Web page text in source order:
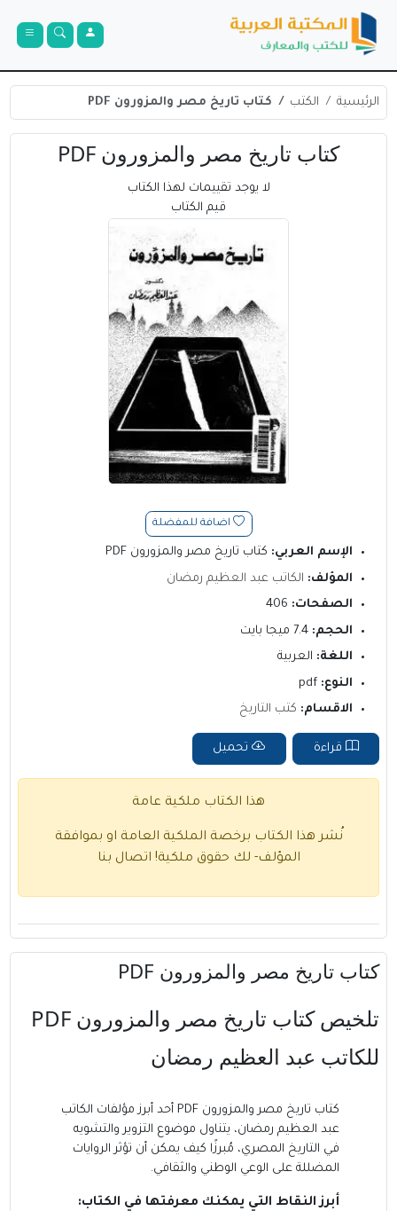
الرئيسية الكتب كتاب تاريخ مصر والمزورون PDF
كتاب تاريخ مصر والمزورون PDF
لا يوجد تقييمات لهذا الكتاب
قيم الكتاب
اضافة للمفضلة
الإسم العربي: كتاب تاريخ مصر والمزورون PDF
المؤلف: الكاتب عبد العظيم رمضان
الصفحات:
الحجم:
اللغة: العربية
النوع:
الاقسام: كتب التاريخ
قراءة تحميل
هذا الكتاب ملكية عامة
نُشر هذا الكتاب برخصة الملكية العامة او بموافقة
المؤلف- لك حقوق ملكية! اتصال بنا
كتاب تاريخ مصر والمزورون PDF
تلخيص كتاب تاريخ مصر والمزورون PDF
للكاتب عبد العظيم رمضان
كتاب تاريخ مصر والمزورون PDF أحد أبرز مؤلفات
الكاتب
عبد العظيم رمضان، يتناول موضوع التزوير والتشويه
في التاريخ المصري، مُبرزًا كيف يمكن أن تؤثر الروايات
المضللة على الوعي الوطني والثقافي.
أبرز النقاط التي يمكنك معرفتها في الكتاب: